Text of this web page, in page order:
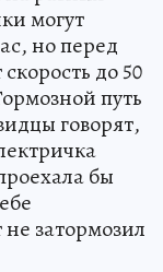
могут
но перед
до 50
путь
говорят,
бы
затормозил